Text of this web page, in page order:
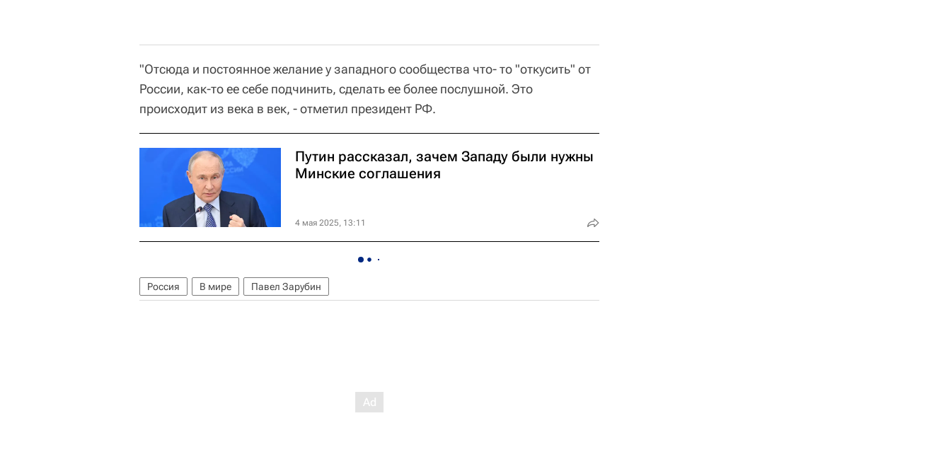
"Отсюда и постоянное желание у западного сообщества что- то "откусить" от
России, как-то ее себе подчинить, сделать ее более послушной. Это
происходит из века в век, - отметил президент РФ.
Путин рассказал, зачем Западу были нужны
Минские соглашения
4 мая 2025, 13:11
Россия В мире Павел Зарубин